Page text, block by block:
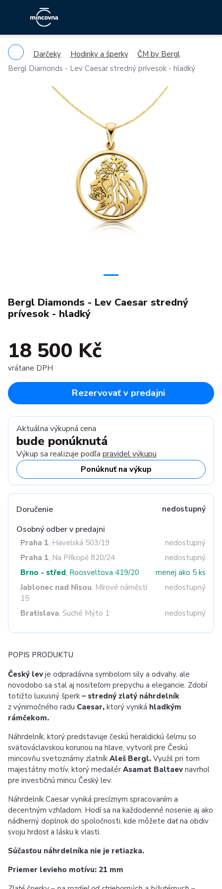
Darčeky Hodinky a šperky
ČM by Bergl
Bergl Diamonds - Lev Caesar stredný prívesok - hladký
Bergl Diamonds - Lev Caesar stredný
prívesok - hladký
18 500 Kč
vrátane DPH
Rezervovať v predajni
Aktuálna výkupná cena
bude ponúknutá
Výkup sa realizuje podľa pravidel výkupu
Ponúknuť na výkup
Doručenie nedostupný
Osobný odber v predajni
Praha 1, Havelská 503/19
nedostupný
Praha 1, Na Příkopě 820/24
nedostupný
Brno - střed, Roosveltova 419/20
menej ako 5 ks
Jablonec nad Nisou, Mírové náměstí
15
nedostupný
Bratislava, Suché Mýto 1 nedostupný
POPIS PRODUKTU
Český lev je odpradávna symbolom sily a odvahy, ale
novodobo sa stal aj nositeľom prepychu a elegancie. Zdobí
totižto luxusný šperk – stredný zlatý náhrdelník
z výnimočného radu Caesar, ktorý vyniká hladkým
rámčekom.
Náhrdelník, ktorý predstavuje českú heraldickú šelmu so
svätováclavskou korunou na hlave, vytvoril pre Českú
mincovňu svetoznámy zlatník Aleš Bergl. Využil pri tom
majestátny motív, ktorý medailér Asamat Baltaev navrhol
pre investičnú mincu Český lev.
Náhrdelník Caesar vyniká precíznym spracovaním a
decentným vzhľadom. Hodí sa na každodenné nosenie aj ako
nádherný doplnok do spoločnosti, kde môžete dať na obdiv
svoju hrdosť a lásku k vlasti.
Súčasťou náhrdelníka nie je retiazka.
Priemer levieho motívu: 21 mm